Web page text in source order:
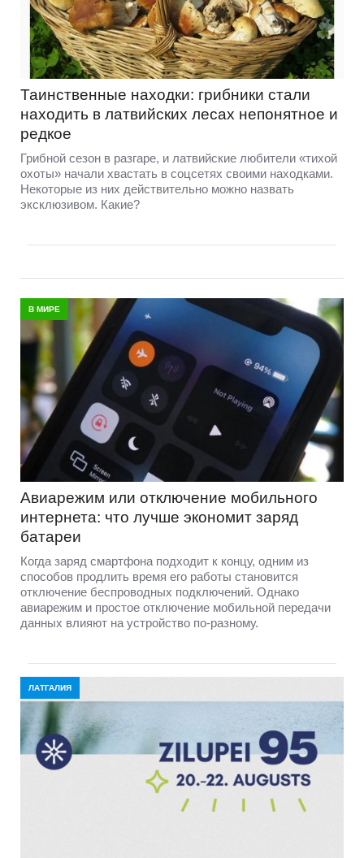
Таинственные находки: грибники стали
находить в латвийских лесах непонятное и
редкое
Грибной сезон в разгаре, и латвийские любители «тихой
охоты» начали хвастать в соцсетях своими находками.
Некоторые из них действительно можно назвать
эксклюзивом. Какие?
В МИРЕ
Авиарежим или отключение мобильного
интернета: что лучше экономит заряд
батареи
Когда заряд смартфона подходит к концу, одним из
способов продлить время его работы становится
отключение беспроводных подключений. Однако
авиарежим и простое отключение мобильной передачи
данных влияют на устройство по-разному.
ЛАТГАЛИЯ